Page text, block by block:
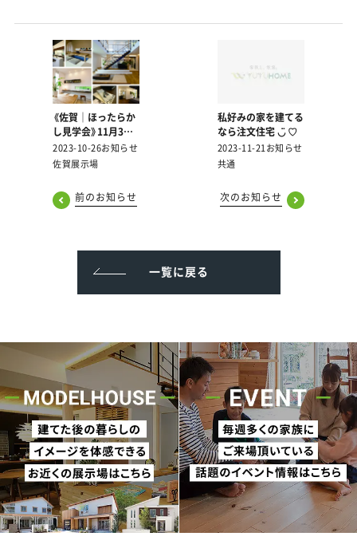
《佐賀｜ほったらか
し見学会》11月3日
（金祝）、4日（土）、5
日（日）に佐賀 織〜
たらかし見学会を開
催
2023-10-26お知らせ
佐賀展示場
前のお知らせ
私好みの家を建てる
なら注文住宅 ◡̈ ♡
2023-11-21お知らせ
共通
次のお知らせ
一覧に戻る